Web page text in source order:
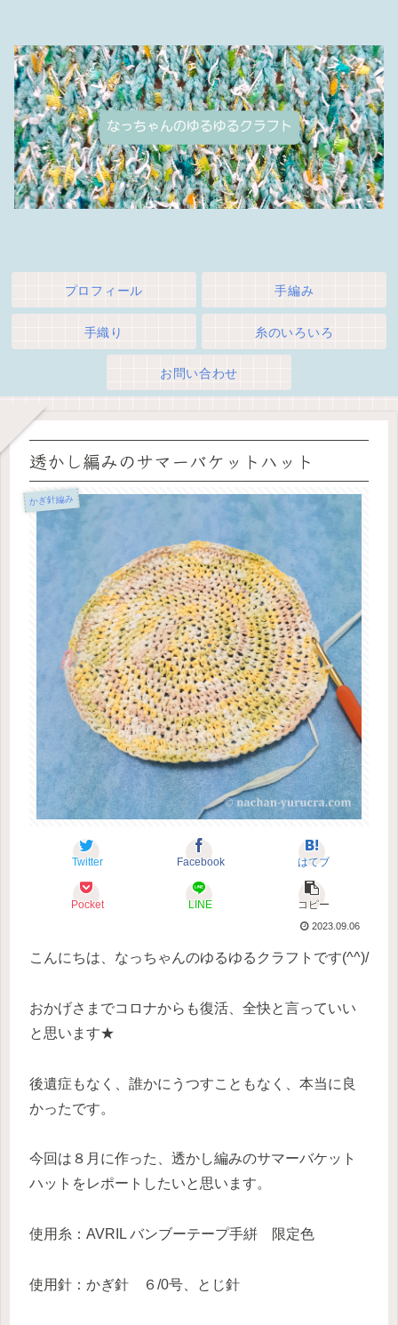
プロフィール 手編み
手織り 糸のいろいろ
お問い合わせ
透かし編みのサマーバケットハット
かぎ針編み
Twitter Facebook はてブ
Pocket LINE コピー
2023.09.06
こんにちは、なっちゃんのゆるゆるクラフトです(^^)/
おかげさまでコロナからも復活、全快と言っていい
と思います★
後遺症もなく、誰かにうつすこともなく、本当に良
かったです。
今回は８月に作った、透かし編みのサマーバケット
ハットをレポートしたいと思います。
使用糸：AVRIL バンブーテープ手絣 限定色
使用針：かぎ針 ６/0号、とじ針